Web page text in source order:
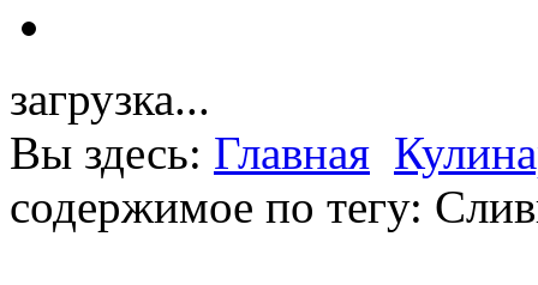
загрузка...
Вы здесь: Главная
содержимое по тегу: